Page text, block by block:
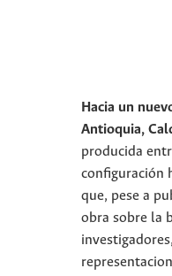
Hacia un
Antioquia,
producida
configuración
que, pese a
obra sobre la